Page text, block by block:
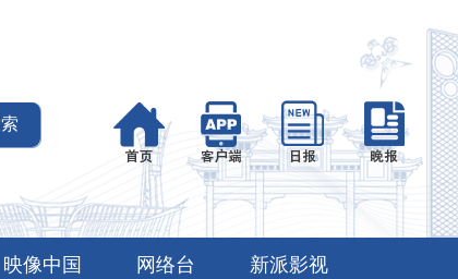
映像中国 网络台 新派影视